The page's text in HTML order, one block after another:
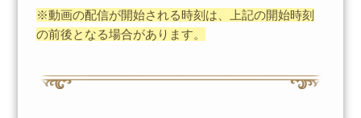
※動画の配信が開始される時刻は、上記の開始時刻
の前後となる場合があります。